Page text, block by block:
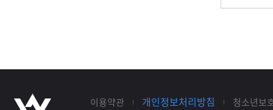
이용약관 개인정보처리방침 청소년보